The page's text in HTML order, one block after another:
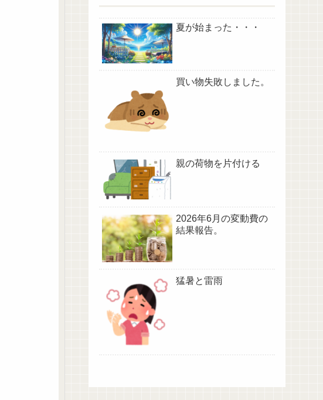
夏が始まった・・・
買い物失敗しました。
親の荷物を片付ける
2026年6月の変動費の
結果報告。
猛暑と雷雨